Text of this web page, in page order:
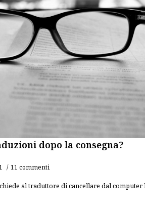
dopo la consegna?
11 commenti
al traduttore di cancellare dal